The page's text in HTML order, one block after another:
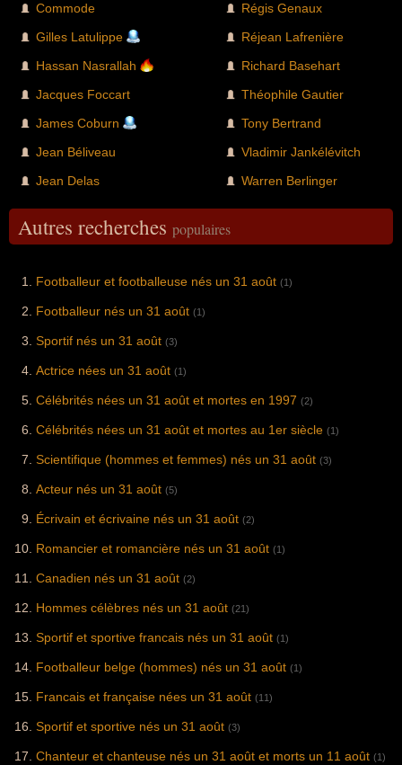
Commode
Gilles Latulippe
Hassan Nasrallah
Jacques Foccart
James Coburn
Jean Béliveau
Jean Delas
Régis Genaux
Réjean Lafrenière
Richard Basehart
Théophile Gautier
Tony Bertrand
Vladimir Jankélévitch
Warren Berlinger
Autres recherches populaires
Footballeur et footballeuse nés un 31 août (1)
Footballeur nés un 31 août (1)
Sportif nés un 31 août (3)
Actrice nées un 31 août (1)
Célébrités nées un 31 août et mortes en 1997 (2)
Célébrités nées un 31 août et mortes au 1er siècle (1)
Scientifique (hommes et femmes) nés un 31 août (3)
Acteur nés un 31 août (5)
Écrivain et écrivaine nés un 31 août (2)
Romancier et romancière nés un 31 août (1)
Canadien nés un 31 août (2)
Hommes célèbres nés un 31 août (21)
Sportif et sportive francais nés un 31 août (1)
Footballeur belge (hommes) nés un 31 août (1)
Francais et française nées un 31 août (11)
Sportif et sportive nés un 31 août (3)
Chanteur et chanteuse nés un 31 août et morts un 11 août (1)